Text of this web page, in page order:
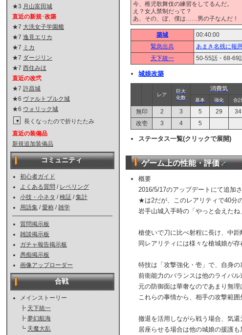
★3 月山富田城
直近の新規･改築
★7 大洗女子学園艦
★7 逸見エリカ
★7 ミカ
★7 ダージリン
★7 西住みほ
直近の改弐
★7 許昌城
★6 ヴァルトブルク城
★6 ウォリック城
▼
長くなったので折りたたみ
直近の装備品
新規追加装備品
コミュニティ
初心者ガイド
よくある質問 / レベリング
小技・小ネタ /検証 /集計
用語集 /愛称 /雑学
質問掲示板
雑談掲示板
ガチャ報告掲示板
愚痴掲示板
画像アップローダー
合戦
メインストーリー
┣ 天下統一
┣ 夢幻航海
┗ 天魔大乱
今、稚児歌舞伎の練習をしてるんだ。
え？女人禁制だって？
あ、その、ぼ、僕は……男の子なんだ！
築城
00:40:00
緊急出兵
あまき名残に報
天下統一
50-55話・68-69
城娘改築
レア
巨大
化数
消費気
基本 強化 合
無印 2 3 5 29 34
改壱 3 4 5
ステータス一覧(クリックで展開)
ゲーム上の性能・評価
概要
2016/5/17のアップデートにて追加
★は2だが、このレアリティで40分
岩手山城入手時の「やっと会えたね
槍使いで刀に比べ射程に長け、中距
同レアリティには様々な槍城娘が
特技は「攻撃強化・壱」で、自身
前衛能力のバランスは他のライバル
元の防御面は華奢なのであまり無理
これらの事情から、相手の攻撃範
撤退を活用しながら戦う場合、気
居座らせる場合は他の城娘の援護